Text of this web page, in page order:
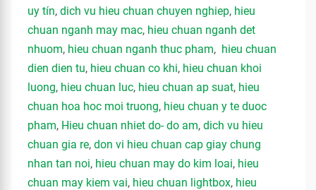
uy tín, dich vu hieu chuan chuyen nghiep, hieu
chuan nganh may mac, hieu chuan nganh det
nhuom, hieu chuan nganh thuc pham, hieu chuan
dien dien tu, hieu chuan co khi, hieu chuan khoi
luong, hieu chuan luc, hieu chuan ap suat, hieu
chuan hoa hoc moi truong, hieu chuan y te duoc
pham, Hieu chuan nhiet do- do am, dich vu hieu
chuan gia re, don vi hieu chuan cap giay chung
nhan tan noi, hieu chuan may do kim loai, hieu
chuan may kiem vai, hieu chuan lightbox, hieu